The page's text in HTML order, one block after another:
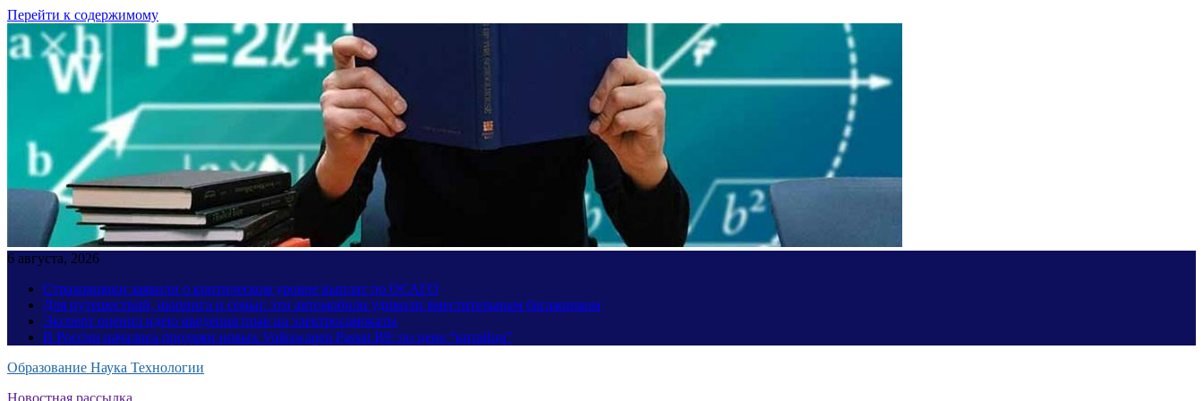
Перейти к содержимому
6 августа, 2026
Страховщики заявили о критическом уровне выплат по ОСАГО
Для путешествий, шопинга и семьи: эти автомобили удивили вместительным багажником
Эксперт оценил идею введения прав на электросамокаты
В России начались продажи новых Volkswagen Passat B9: по цене “китайца”
Образование Наука Технологии
Новостная рассылка